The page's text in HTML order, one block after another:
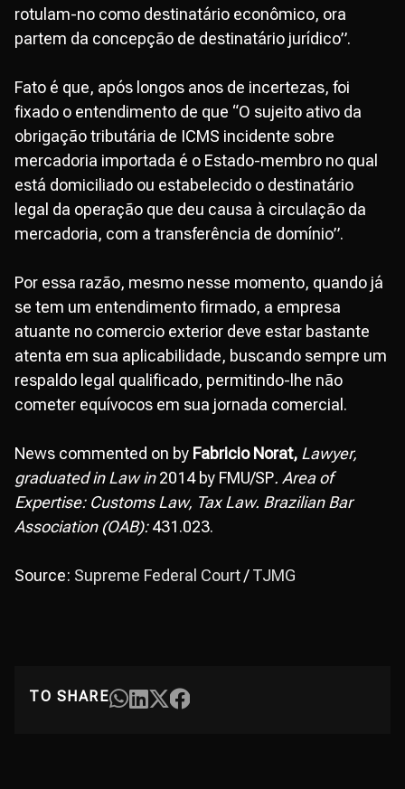
rotulam-no como destinatário econômico, ora
partem da concepção de destinatário jurídico”.
Fato é que, após longos anos de incertezas, foi
fixado o entendimento de que “O sujeito ativo da
obrigação tributária de ICMS incidente sobre
mercadoria importada é o Estado-membro no qual
está domiciliado ou estabelecido o destinatário
legal da operação que deu causa à circulação da
mercadoria, com a transferência de domínio”.
Por essa razão, mesmo nesse momento, quando já
se tem um entendimento firmado, a empresa
atuante no comercio exterior deve estar bastante
atenta em sua aplicabilidade, buscando sempre um
respaldo legal qualificado, permitindo-lhe não
cometer equívocos em sua jornada comercial.
News commented on by Fabricio Norat, Lawyer,
graduated in Law in2014 by FMU/SP. Area of
Expertise: Customs Law, Tax Law. Brazilian Bar
Association (OAB):431.023.
Source: Supreme Federal Court/TJMG
TO SHARE